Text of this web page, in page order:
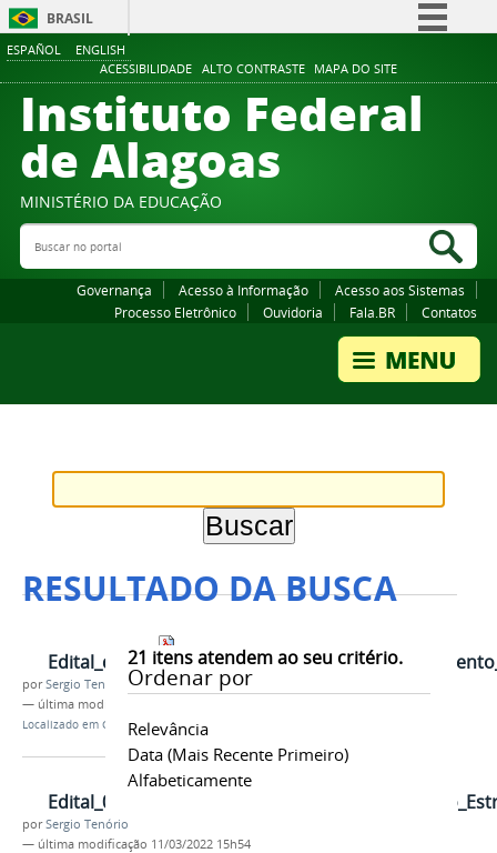
ESPAÑOL ENGLISH
ACESSIBILIDADE ALTO CONTRASTE MAPA DO SITE
BRASIL
Comunica BR
Participe
Canais
Instituto Federal
de Alagoas
MINISTÉRIO DA EDUCAÇÃO
Buscar no portal
Governança Acesso à Informação
Acesso aos Sistemas
Processo Eletrônico
Ouvidoria Fala.BR Contatos
RESULTADO DA BUSCA
21 itens atendem ao seu critério.
Ordenar por
Relevância
Data (mais Recente Primeiro)
Alfabeticamente
porSergio Tenório
— última modificação
Localizado em Campus /…/Arquivos
porSergio Tenório
— última modificação 11/03/2022 15h54